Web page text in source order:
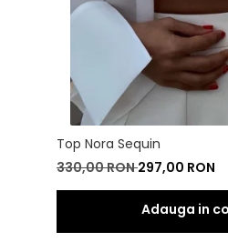
Top Nora Sequin
330,00 RON297,00 RON